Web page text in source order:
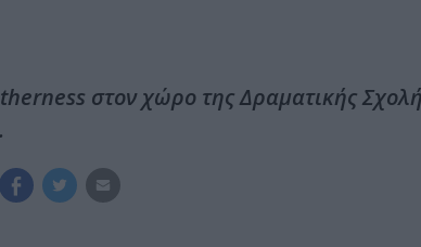
στον χώρο της Δραματικής